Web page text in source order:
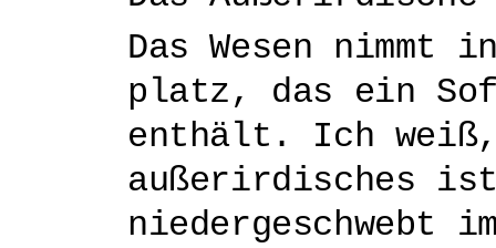
Das Wesen nimmt
platz, das ein
enthält. Ich
außerirdisches
niedergeschwebt